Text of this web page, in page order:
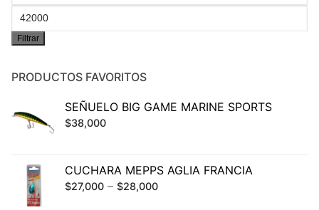
mínimo
Precio
máximo
Filtrar
PRODUCTOS FAVORITOS
SEÑUELO BIG GAME MARINE SPORTS
$38,000
CUCHARA MEPPS AGLIA FRANCIA
$27,000 – $28,000